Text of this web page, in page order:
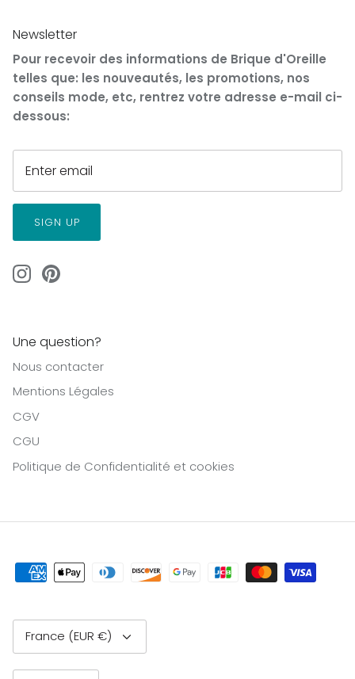
Newsletter
Pour recevoir des informations de Brique d'Oreille
telles que: les nouveautés, les promotions, nos
conseils mode, etc, rentrez votre adresse e-mail ci-
dessous:
SIGN UP
Une question?
Nous contacter
Mentions Légales
CGV
CGU
Politique de Confidentialité et cookies
Currency
France (EUR €)
Language